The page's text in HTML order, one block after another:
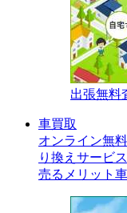
出張無料
車買取
オンライン無
り換えサービス
売るメリット